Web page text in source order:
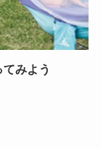
みよう